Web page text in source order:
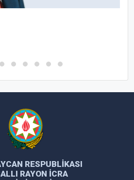
RESPUBLIKASI
RAYON İCRA